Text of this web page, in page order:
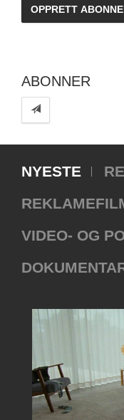
ABONNER
NYESTE
VIDEO- OG